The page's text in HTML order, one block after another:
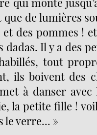
que de lumières
et des pommes !
dadas. Il y a des
tout
ils boivent des
à danser
la petite fille !
le verre... »